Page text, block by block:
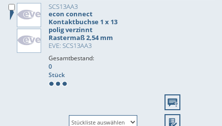
SCS13AA3
econ connect
Kontaktbuchse 1 x 13
polig verzinnt
Rastermaß 2,54 mm
EVE: SCS13AA3
Gesamtbestand:
0
Stück